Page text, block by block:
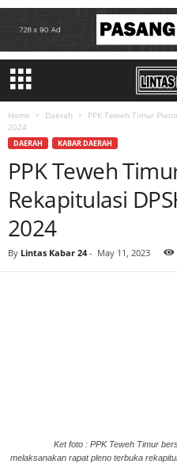
Home Daerah
PPK Teweh Timur
2024
DAERAH KABAR DAERAH
PPK Teweh
Rekapitulasi
2024
By Lintas Kabar 24- May 11, 2023
Ket foto : PPK Teweh Timur
melaksanakan rapat pleno terbuka